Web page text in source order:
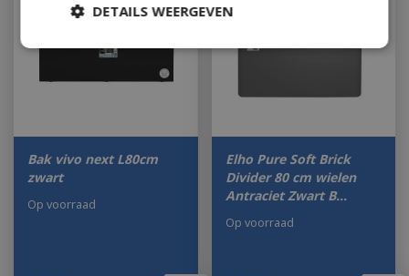
Bak vivo next L80cm
zwart
Op voorraad
Elho Pure Soft Brick
Divider 80 cm wielen
Antraciet Zwart B…
Op voorraad
DETAILS WEERGEVEN